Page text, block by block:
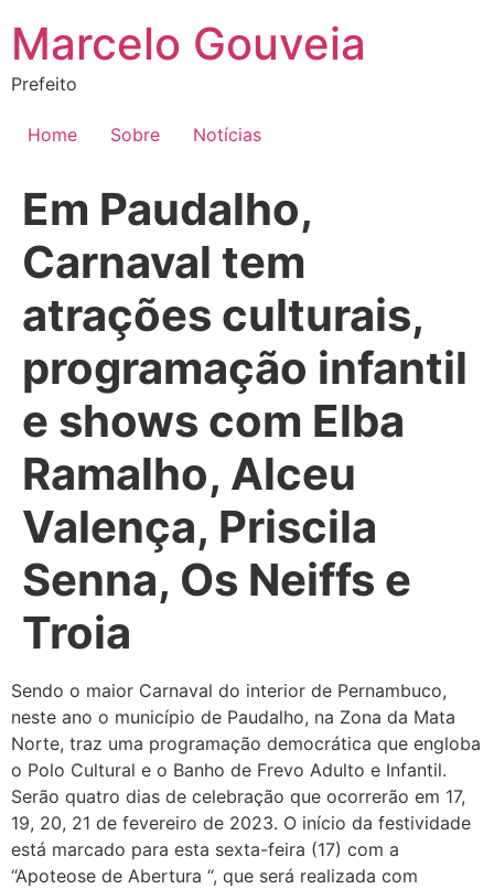
para
conteúdo
Marcelo Gouveia
Prefeito
Home Sobre Notícias
Em Paudalho,
Carnaval tem
atrações culturais,
programação infantil
e shows com Elba
Ramalho, Alceu
Valença, Priscila
Senna, Os Neiffs e
Troia
Sendo o maior Carnaval do interior de Pernambuco,
neste ano o município de Paudalho, na Zona da Mata
Norte, traz uma programação democrática que engloba
o Polo Cultural e o Banho de Frevo Adulto e Infantil.
Serão quatro dias de celebração que ocorrerão em 17,
19, 20, 21 de fevereiro de 2023. O início da festividade
está marcado para esta sexta-feira (17) com a
“Apoteose de Abertura “, que será realizada com